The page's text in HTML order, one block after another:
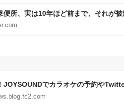
便所、実は10年ほど前まで、それが
に近くの水道から出る水を飲んで、
JOYSOUNDでカラオケの予約や
リが登場！